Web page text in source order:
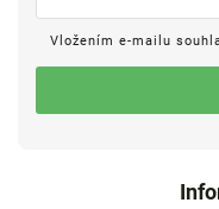
Vložením e-mailu